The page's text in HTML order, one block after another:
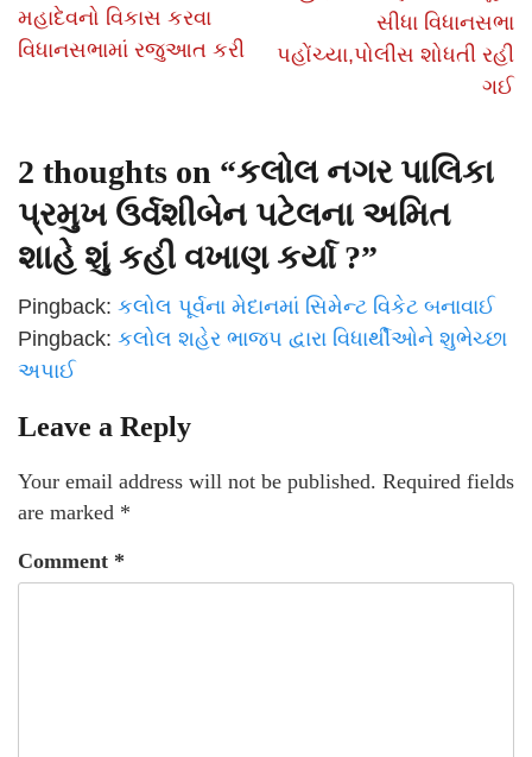
મહાદેવનો વિકાસ કરવા
વિધાનસભામાં રજુઆત કરી
સીધા વિધાનસભા
પહોંચ્યા,પોલીસ શોધતી રહી
ગઈ
2 thoughts on “કલોલ નગર પાલિકા
પ્રમુખ ઉર્વશીબેન પટેલના અમિત
શાહે શું કહી વખાણ કર્યા ?”
Pingback: કલોલ પૂર્વના મેદાનમાં સિમેન્ટ વિકેટ બનાવાઈ
Pingback: કલોલ શહેર ભાજપ દ્વારા વિધાર્થીઓને શુભેચ્છા
અપાઈ
Leave a Reply
Your email address will not be published. Required fields
are marked *
Comment *